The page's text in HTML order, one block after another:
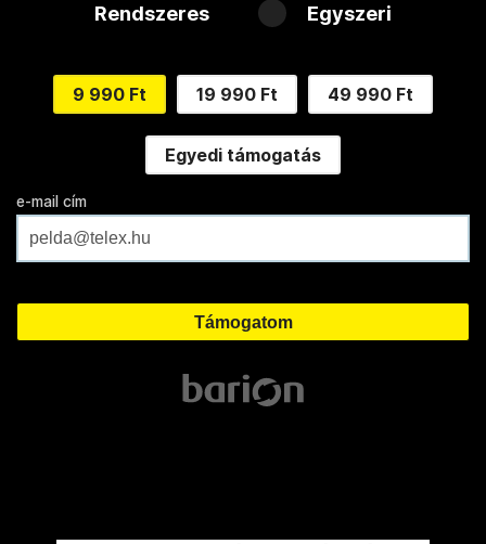
Rendszeres Egyszeri
9 990 Ft 19 990 Ft 49 990 Ft
Egyedi támogatás
e-mail cím